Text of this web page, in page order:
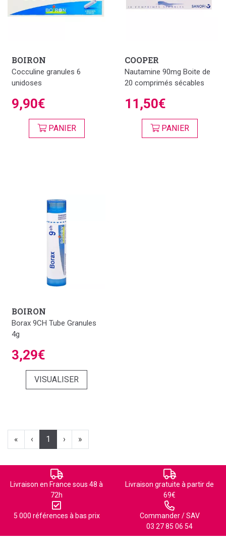
BOIRON
Cocculine granules 6
unidoses
9,90€
PANIER
COOPER
Nautamine 90mg Boite de
20 comprimés sécables
11,50€
PANIER
BOIRON
Borax 9CH Tube Granules
4g
3,29€
VISUALISER
« ‹ 1 › »
Livraison en France sous 48 à
72h
Livraison gratuite à partir de
69€
5 000 références à bas prix
Commander / SAV
03 27 85 06 54